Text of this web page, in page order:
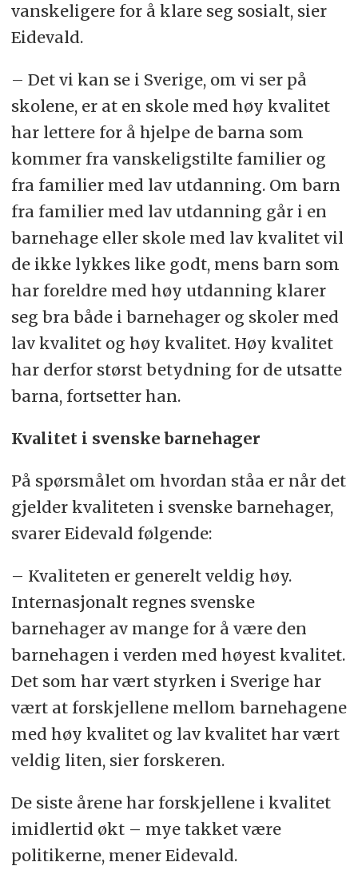
vanskeligere for å klare seg sosialt, sier
Eidevald.
– Det vi kan se i Sverige, om vi ser på
skolene, er at en skole med høy kvalitet
har lettere for å hjelpe de barna som
kommer fra vanskeligstilte familier og
fra familier med lav utdanning. Om barn
fra familier med lav utdanning går i en
barnehage eller skole med lav kvalitet vil
de ikke lykkes like godt, mens barn som
har foreldre med høy utdanning klarer
seg bra både i barnehager og skoler med
lav kvalitet og høy kvalitet. Høy kvalitet
har derfor størst betydning for de utsatte
barna, fortsetter han.
Kvalitet i svenske barnehager
På spørsmålet om hvordan ståa er når det
gjelder kvaliteten i svenske barnehager,
svarer Eidevald følgende:
– Kvaliteten er generelt veldig høy.
Internasjonalt regnes svenske
barnehager av mange for å være den
barnehagen i verden med høyest kvalitet.
Det som har vært styrken i Sverige har
vært at forskjellene mellom barnehagene
med høy kvalitet og lav kvalitet har vært
veldig liten, sier forskeren.
De siste årene har forskjellene i kvalitet
imidlertid økt – mye takket være
politikerne, mener Eidevald.